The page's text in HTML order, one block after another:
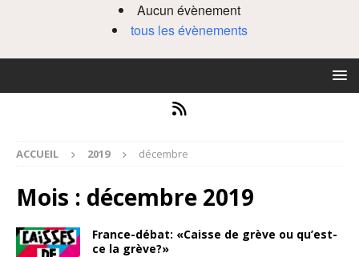
Aucun évènement
tous les évènements
ACCUEIL 2019 décembre
Mois : décembre 2019
France-débat: «Caisse de grève ou qu’est-
ce la grève?»